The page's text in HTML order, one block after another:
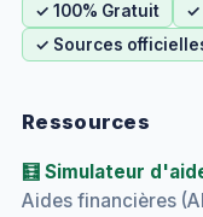
✓ 100% Gratuit
✓
✓ Sources
Ressources
🧮 Simulateur
Aides financières